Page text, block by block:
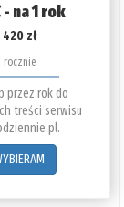
- na 1 rok
420 zł
rocznie
przez rok do
treści serwisu